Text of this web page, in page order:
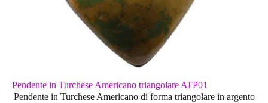
Pendente in Turchese Americano triangolare ATP01
Pendente in Turchese Americano di forma triangolare in argento